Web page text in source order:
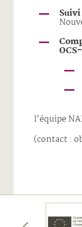
l’équipe
(contact :